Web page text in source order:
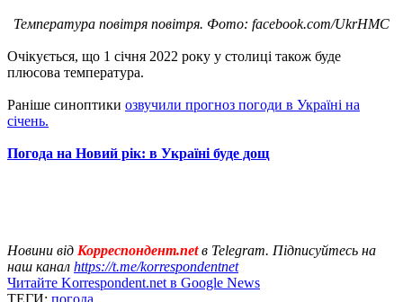
Температура повітря повітря. Фото: facebook.com/UkrHMC
Очікується, що 1 січня 2022 року у столиці також буде
плюсова температура.
Раніше синоптики озвучили прогноз погоди в Україні на
січень.
Погода на Новий рік: в Україні буде дощ
Новини від Корреспондент.netв Telegram. Підписуйтесь на
наш канал https://t.me/korrespondentnet
Читайте Korrespondent.net в Google News
ТЕГИ: погода